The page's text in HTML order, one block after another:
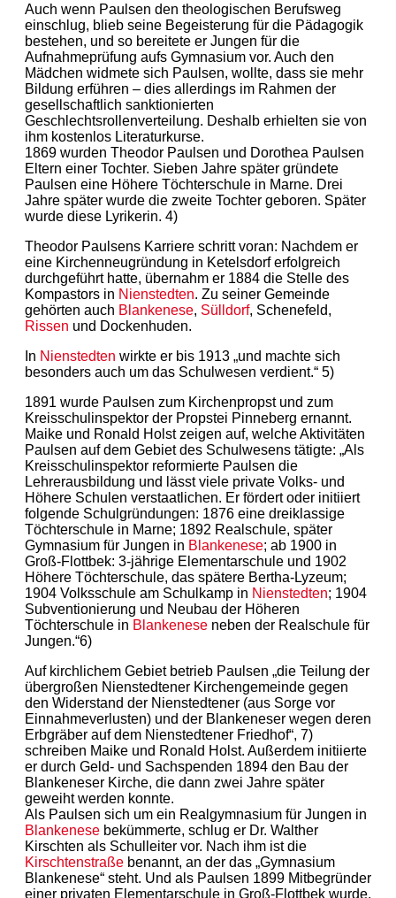
Auch wenn Paulsen den theologischen Berufsweg
einschlug, blieb seine Begeisterung für die Pädagogik
bestehen, und so bereitete er Jungen für die
Aufnahmeprüfung aufs Gymnasium vor. Auch den
Mädchen widmete sich Paulsen, wollte, dass sie mehr
Bildung erführen – dies allerdings im Rahmen der
gesellschaftlich sanktionierten
Geschlechtsrollenverteilung. Deshalb erhielten sie von
ihm kostenlos Literaturkurse.
1869 wurden Theodor Paulsen und Dorothea Paulsen
Eltern einer Tochter. Sieben Jahre später gründete
Paulsen eine Höhere Töchterschule in Marne. Drei
Jahre später wurde die zweite Tochter geboren. Später
wurde diese Lyrikerin. 4)
Theodor Paulsens Karriere schritt voran: Nachdem er
eine Kirchenneugründung in Ketelsdorf erfolgreich
durchgeführt hatte, übernahm er 1884 die Stelle des
Kompastors in Nienstedten. Zu seiner Gemeinde
gehörten auch Blankenese, Sülldorf, Schenefeld,
Rissen und Dockenhuden.
In Nienstedten wirkte er bis 1913 „und machte sich
besonders auch um das Schulwesen verdient.“ 5)
1891 wurde Paulsen zum Kirchenpropst und zum
Kreisschulinspektor der Propstei Pinneberg ernannt.
Maike und Ronald Holst zeigen auf, welche Aktivitäten
Paulsen auf dem Gebiet des Schulwesens tätigte: „Als
Kreisschulinspektor reformierte Paulsen die
Lehrerausbildung und lässt viele private Volks- und
Höhere Schulen verstaatlichen. Er fördert oder initiiert
folgende Schulgründungen: 1876 eine dreiklassige
Töchterschule in Marne; 1892 Realschule, später
Gymnasium für Jungen in Blankenese; ab 1900 in
Groß-Flottbek: 3-jährige Elementarschule und 1902
Höhere Töchterschule, das spätere Bertha-Lyzeum;
1904 Volksschule am Schulkamp in Nienstedten; 1904
Subventionierung und Neubau der Höheren
Töchterschule in Blankenese neben der Realschule für
Jungen.“6)
Auf kirchlichem Gebiet betrieb Paulsen „die Teilung der
übergroßen Nienstedtener Kirchengemeinde gegen
den Widerstand der Nienstedtener (aus Sorge vor
Einnahmeverlusten) und der Blankeneser wegen deren
Erbgräber auf dem Nienstedtener Friedhof“, 7)
schreiben Maike und Ronald Holst. Außerdem initiierte
er durch Geld- und Sachspenden 1894 den Bau der
Blankeneser Kirche, die dann zwei Jahre später
geweiht werden konnte.
Als Paulsen sich um ein Realgymnasium für Jungen in
Blankenese bekümmerte, schlug er Dr. Walther
Kirschten als Schulleiter vor. Nach ihm ist die
Kirschtenstraße benannt, an der das „Gymnasium
Blankenese“ steht. Und als Paulsen 1899 Mitbegründer
einer privaten Elementarschule in Groß-Flottbek wurde,